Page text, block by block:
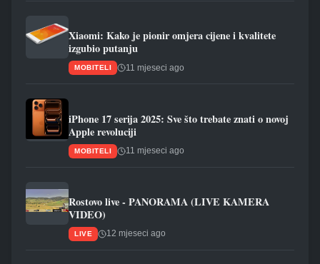
Xiaomi: Kako je pionir omjera cijene i kvalitete
izgubio putanju
MOBITELI 11 mjeseci ago
iPhone 17 serija 2025: Sve što trebate znati o novoj
Apple revoluciji
MOBITELI 11 mjeseci ago
Rostovo live - PANORAMA (LIVE KAMERA
VIDEO)
LIVE 12 mjeseci ago